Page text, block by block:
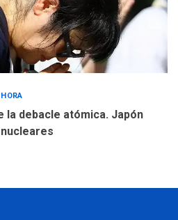
la debacle atómica. Japón